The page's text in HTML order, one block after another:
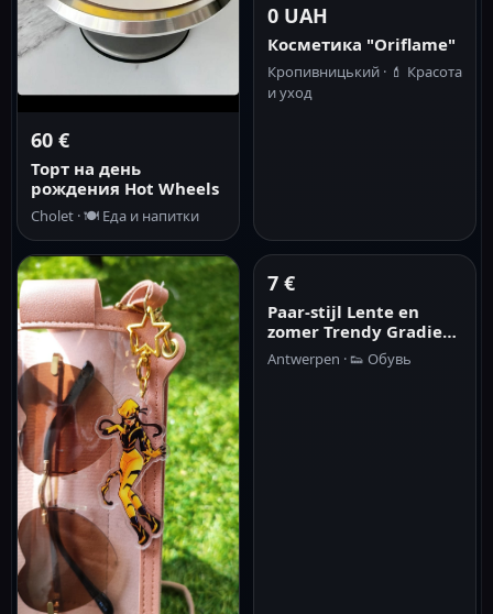
60 €
Торт на день
рождения Hot Wheels
Cholet ·🍽️ Еда и напитки
0 UAH
Косметика "Oriflame"
Кропивницький · 💄 Красота
и уход
7 €
Paar-stijl Lente en
zomer Trendy Gradient
Eva Zachte dikke zool
Comfortabele en
Antwerpen ·👟 Обувь